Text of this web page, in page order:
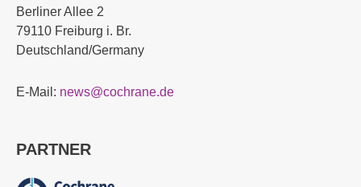
Berliner Allee 2
79110 Freiburg i. Br.
Deutschland/Germany
E-Mail: news@cochrane.de
PARTNER